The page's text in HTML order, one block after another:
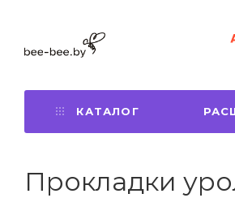
КАТАЛОГ
Прокладки